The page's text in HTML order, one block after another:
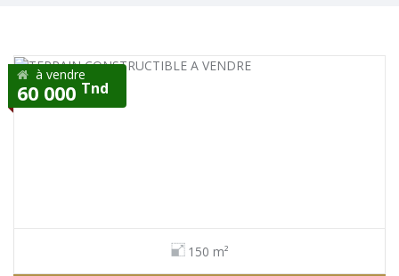
à vendre
60 000 Tnd
150 m²